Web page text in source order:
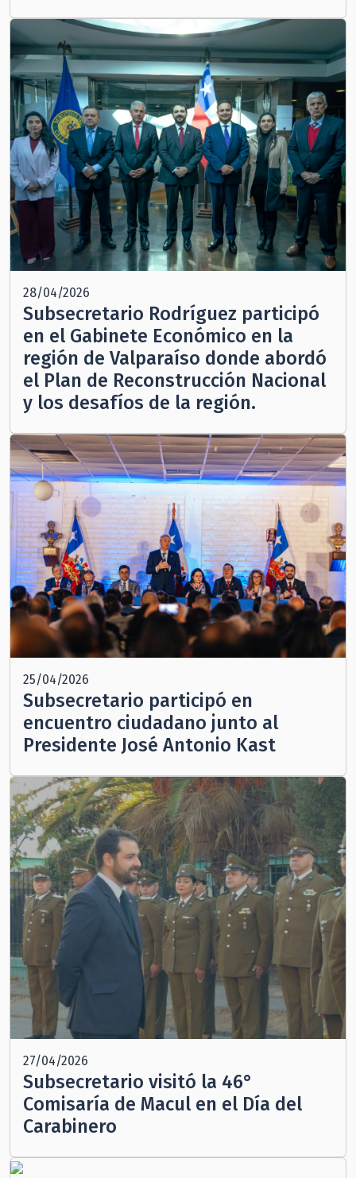
28/04/2026
Subsecretario Rodríguez participó
en el Gabinete Económico en la
región de Valparaíso donde abordó
el Plan de Reconstrucción Nacional
y los desafíos de la región.
25/04/2026
Subsecretario participó en
encuentro ciudadano junto al
Presidente José Antonio Kast
27/04/2026
Subsecretario visitó la 46°
Comisaría de Macul en el Día del
Carabinero